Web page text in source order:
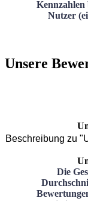
Kennzahlen
Nutzer
Unsere
Beschreibung zu
Die